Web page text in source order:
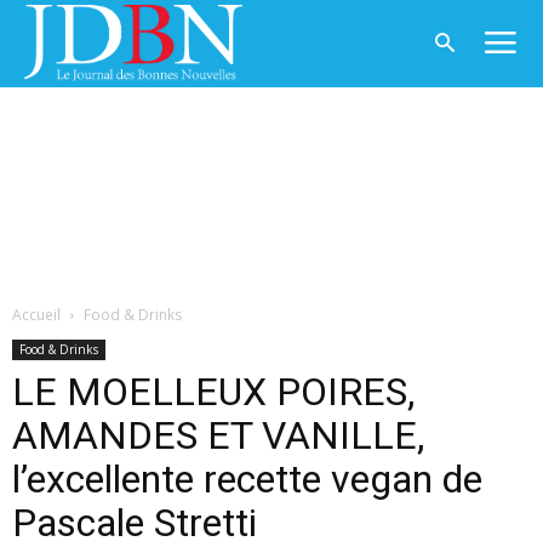
Accueil Food & Drinks
Food & Drinks
LE MOELLEUX POIRES,
AMANDES ET VANILLE,
l’excellente recette vegan de
Pascale Stretti